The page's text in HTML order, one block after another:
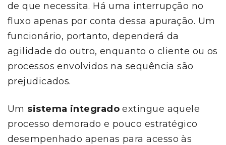
de que necessita. Há uma interrupção no
fluxo apenas por conta dessa apuração. Um
funcionário, portanto, dependerá da
agilidade do outro, enquanto o cliente ou os
processos envolvidos na sequência são
prejudicados.
Um sistema integrado extingue aquele
processo demorado e pouco estratégico
desempenhado apenas para acesso às